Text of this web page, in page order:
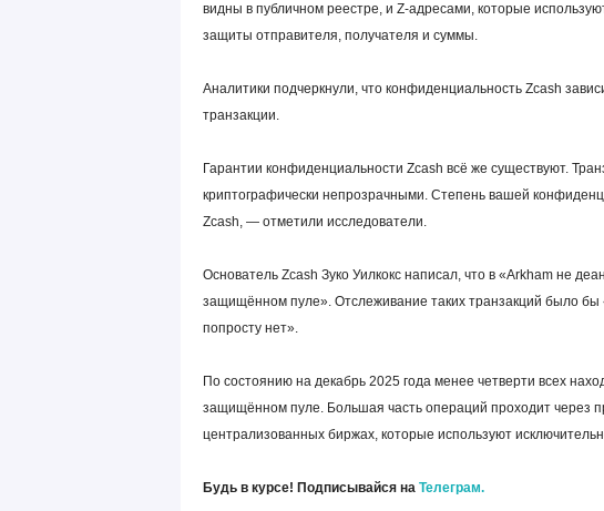
видны в публичном реестре, и Z-адресами, которые
защиты отправителя, получателя и суммы.
Аналитики подчеркнули, что конфиденциальность Zcash
транзакции.
Гарантии конфиденциальности Zcash всё же существуют.
криптографически непрозрачными. Степень вашей
Zcash, — отметили исследователи.
Основатель Zcash Зуко Уилкокс написал, что в «Arkham не
защищённом пуле». Отслеживание таких транзакций было
попросту нет».
По состоянию на декабрь 2025 года менее четверти всех
защищённом пуле. Большая часть операций проходит через
централизованных биржах, которые используют
Будь в курсе! Подписывайся на Телеграм.